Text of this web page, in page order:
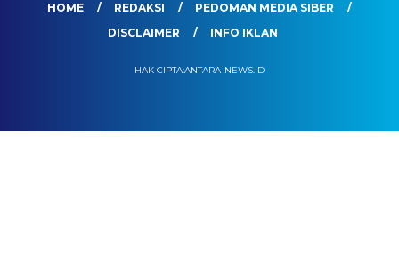
HOME REDAKSI
PEDOMAN MEDIA SIBER
DISCLAIMER
INFO IKLAN
HAK CIPTA:ANTARA-NEWS.ID